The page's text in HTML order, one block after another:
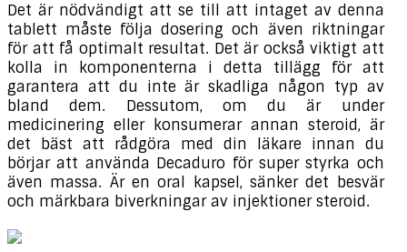
Det är nödvändigt att se till att intaget av denna
tablett måste följa dosering och även riktningar
för att få optimalt resultat. Det är också viktigt att
kolla in komponenterna i detta tillägg för att
garantera att du inte är skadliga någon typ av
bland dem. Dessutom, om du är under
medicinering eller konsumerar annan steroid, är
det bäst att rådgöra med din läkare innan du
börjar att använda Decaduro för super styrka och
även massa. Är en oral kapsel, sänker det besvär
och märkbara biverkningar av injektioner steroid.